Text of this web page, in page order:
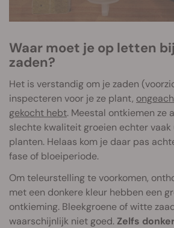
Waar moet je op letten bij cannabis
zaden?
Het is verstandig om je zaden
inspecteren voor je ze plant,
gekocht hebt. Meestal ontkiemen ze
slechte kwaliteit groeien echter
planten. Helaas kom je daar pas
fase of bloeiperiode.
Om teleurstelling te voorkomen,
met een donkere kleur hebben een
ontkieming. Bleekgroene of witte
waarschijnlijk niet goed. Zelfs